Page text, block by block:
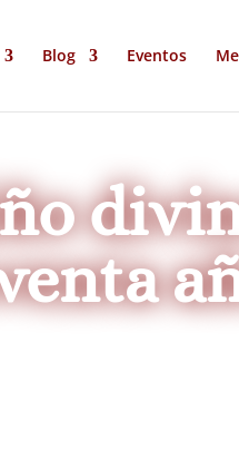
Blog Eventos